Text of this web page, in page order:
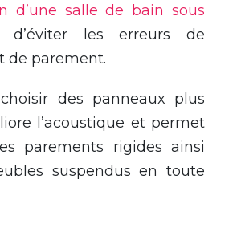
d’une salle de bain sous
les erreurs de
de parement.
des panneaux plus
l’acoustique et permet
parements rigides ainsi
suspendus en toute